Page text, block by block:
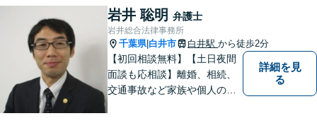
し、幸福な生活を実現するた
めに努力を惜しみません。債
務整理／刑事／企業法務／交
通事故など、あらゆる問題に
対応可能◎
岩井 聡明 弁護士
岩井総合法律事務所
千葉県| 白井市 白井駅 から徒歩2分
【初回相談無料】【土日夜間
面談も応相談】離婚、相続、
交通事故など家族や個人のト
詳細を見
る